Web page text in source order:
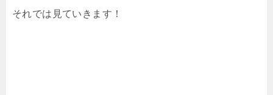
それでは見ていきます！